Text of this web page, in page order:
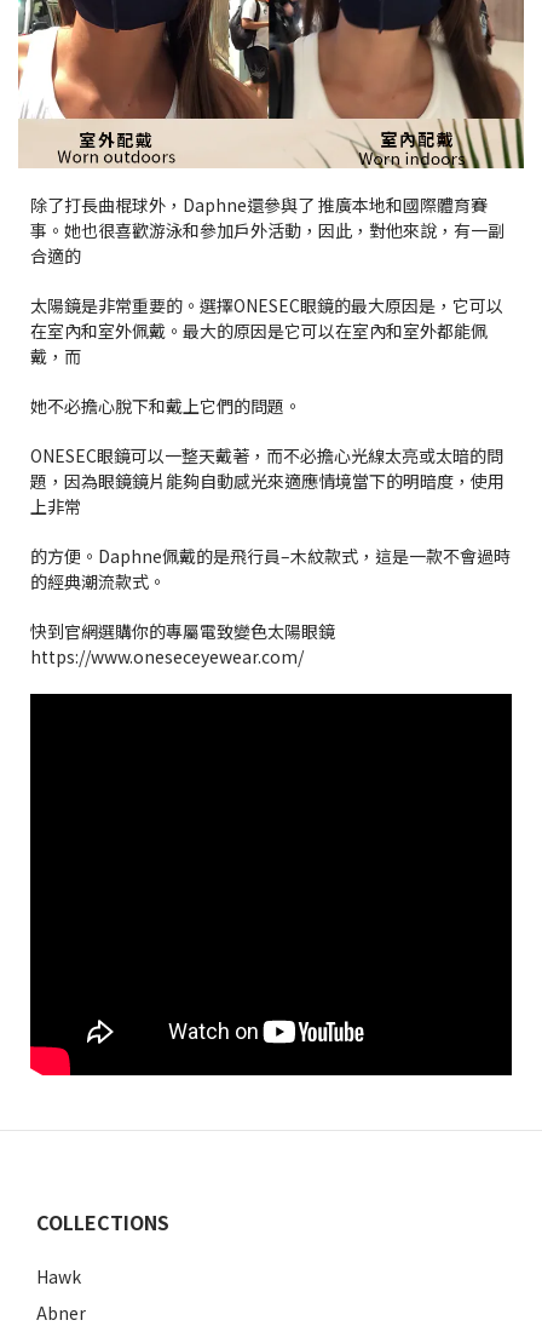
除了打長曲棍球外，Daphne還參與了 推廣本地和國際體育賽
事。她也很喜歡游泳和參加戶外活動，因此，對他來說，有一副
合適的
太陽鏡是非常重要的。選擇ONESEC眼鏡的最大原因是，它可以
在室內和室外佩戴。最大的原因是它可以在室內和室外都能佩
戴，而
她不必擔心脫下和戴上它們的問題。
ONESEC眼鏡可以一整天戴著，而不必擔心光線太亮或太暗的問
題，因為眼鏡鏡片能夠自動感光來適應情境當下的明暗度，使用
上非常
的方便。Daphne佩戴的是飛行員–木紋款式，這是一款不會過時
的經典潮流款式。
快到官網選購你的專屬電致變色太陽眼鏡
https://www.oneseceyewear.com/
COLLECTIONS
Hawk
Abner